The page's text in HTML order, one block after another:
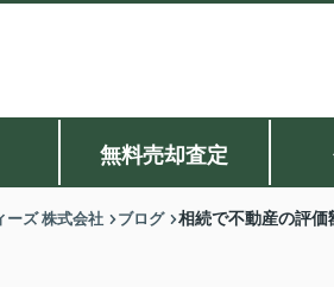
無料売却査定
ーズ 株式会社 ブログ 相続で不動産の評